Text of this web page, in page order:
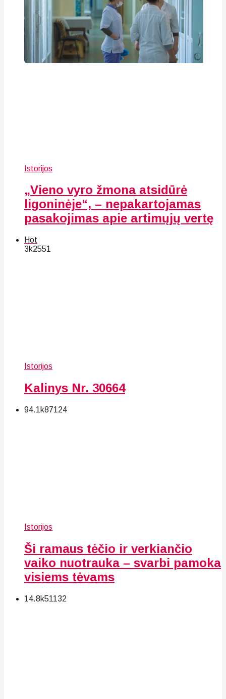
Istorijos
„Vieno vyro žmona atsidūrė
ligoninėje“, – nepakartojamas
pasakojimas apie artimųjų vertę
Hot
3k2551
Istorijos
Kalinys Nr. 30664
94.1k87124
Istorijos
Ši ramaus tėčio ir verkiančio
vaiko nuotrauka – svarbi pamoka
visiems tėvams
14.8k51 132